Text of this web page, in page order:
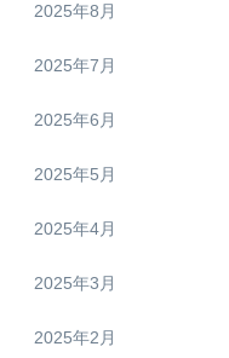
2025年8月
2025年7月
2025年6月
2025年5月
2025年4月
2025年3月
2025年2月